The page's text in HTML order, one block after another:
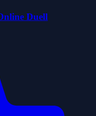
Duell